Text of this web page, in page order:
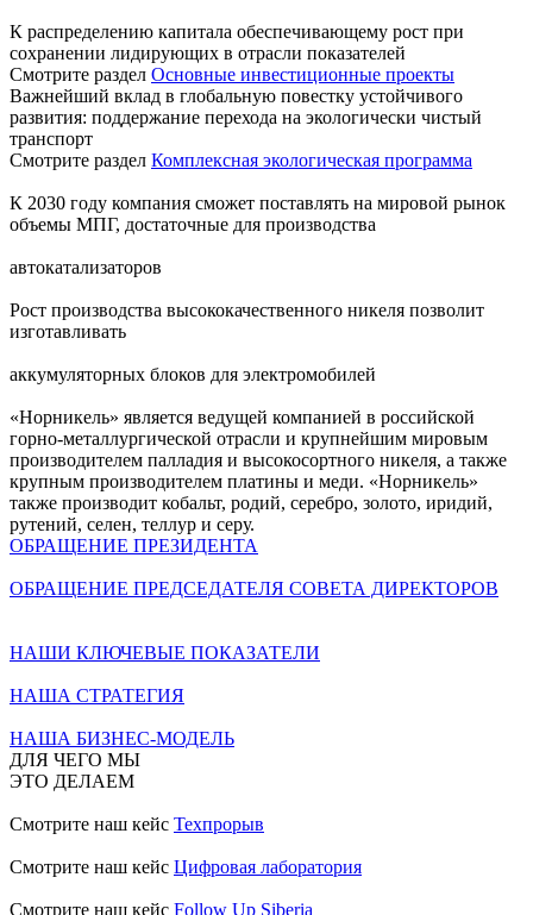
К распределению капитала обеспечивающему рост при
сохранении лидирующих в отрасли показателей
Смотрите раздел Основные инвестиционные проекты
Важнейший вклад в глобальную повестку устойчивого
развития: поддержание перехода на экологически чистый
транспорт
Смотрите раздел Комплексная экологическая программа
К 2030 году компания сможет поставлять на мировой рынок
объемы МПГ, достаточные для производства
автокатализаторов
Рост производства высококачественного никеля позволит
изготавливать
аккумуляторных блоков для электромобилей
«Норникель» является ведущей компанией в российской
горно-металлургической отрасли и крупнейшим мировым
производителем палладия и высокосортного никеля, а также
крупным производителем платины и меди. «Норникель»
также производит кобальт, родий, серебро, золото, иридий,
рутений, селен, теллур и серу.
ОБРАЩЕНИЕ ПРЕЗИДЕНТА
ОБРАЩЕНИЕ ПРЕДСЕДАТЕЛЯ СОВЕТА ДИРЕКТОРОВ
НАШИ КЛЮЧЕВЫЕ ПОКАЗАТЕЛИ
НАША СТРАТЕГИЯ
НАША БИЗНЕС-МОДЕЛЬ
ДЛЯ ЧЕГО МЫ
ЭТО ДЕЛАЕМ
Смотрите наш кейс Техпрорыв
Смотрите наш кейс Цифровая лаборатория
Смотрите наш кейс Follow Up Siberia